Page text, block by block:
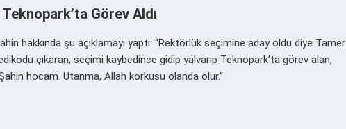
Görev Aldı
hakkında şu açıklamayı yaptı: “Rektörlük seçimine aday oldu diye Tamer
çıkaran, seçimi kaybedince gidip yalvarıp Teknopark’ta görev alan,
hocam. Utanma, Allah korkusu olanda olur.”